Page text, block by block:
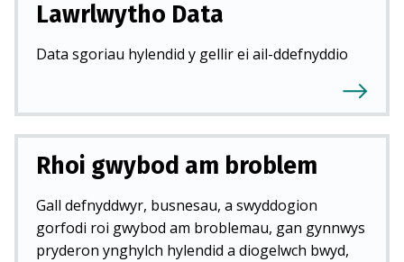
Lawrlwytho Data
Data sgoriau hylendid y gellir ei ail-ddefnyddio
Rhoi gwybod am broblem
Gall defnyddwyr, busnesau, a swyddogion
gorfodi roi gwybod am broblemau, gan gynnwys
pryderon ynghylch hylendid a diogelwch bwyd,